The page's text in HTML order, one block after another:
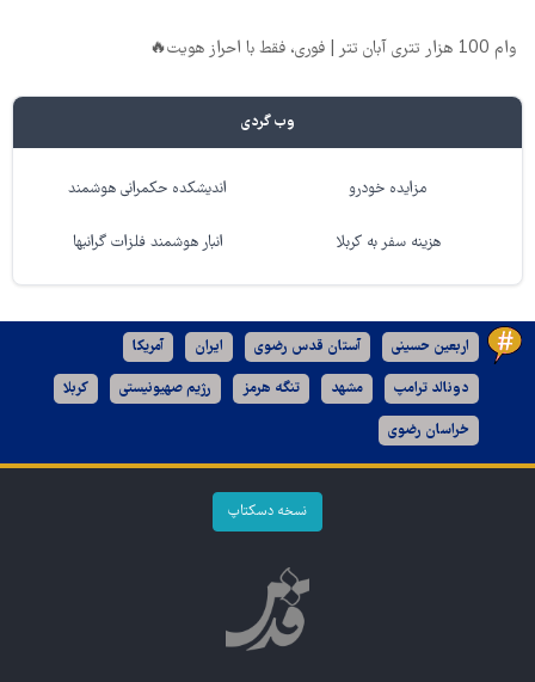
وام 100 هزار تتری آبان تتر | فوری، فقط با احراز هویت🔥
وب گردی
مزایده خودرو اندیشکده حکمرانی هوشمند
هزینه سفر به کربلا انبار هوشمند فلزات گرانبها
اربعین حسینی آستان قدس رضوی ایران آمریکا
دونالد ترامپ مشهد تنگه هرمز رژیم صهیونیستی کربلا
خراسان رضوی
نسخه دسکتاپ